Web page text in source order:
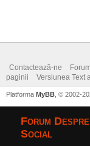
Contactează-ne
paginii
Versiunea Text
Platforma MyBB , © 2002-
Forum
Social